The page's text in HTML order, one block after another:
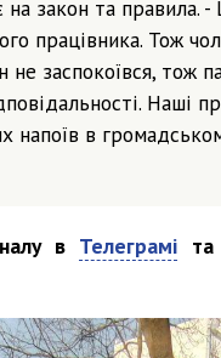
на закон та
працівника. Тож
не заспокоївся, тож
Наші
напоїв в
в Телеграмі та